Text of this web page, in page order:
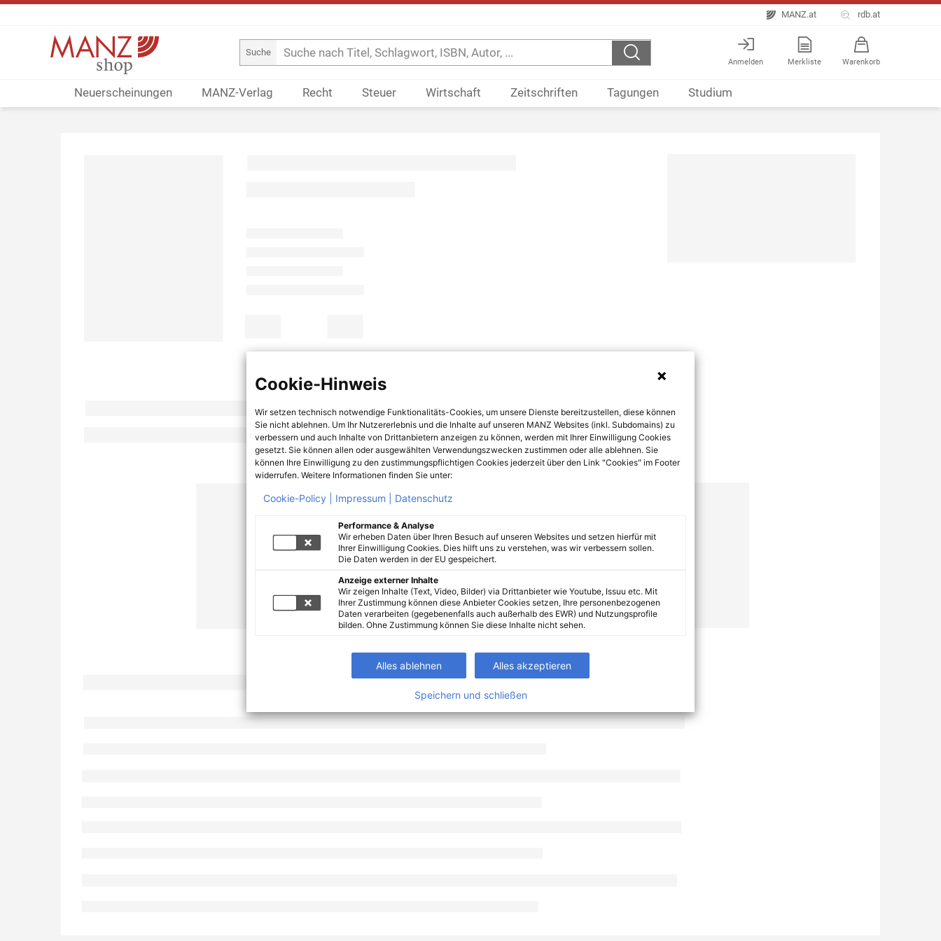
MANZ.at rdb.at
Suche
Anmelden Merkliste Warenkorb
Neuerscheinungen MANZ-Verlag Recht Steuer Wirtschaft Zeitschriften Tagungen Studium
Cookie-Hinweis
Wir setzen technisch notwendige Funktionalitäts-Cookies, um unsere Dienste bereitzustellen, diese können
Sie nicht ablehnen. Um Ihr Nutzererlebnis und die Inhalte auf unseren MANZ Websites (inkl. Subdomains) zu
verbessern und auch Inhalte von Drittanbietern anzeigen zu können, werden mit Ihrer Einwilligung Cookies
gesetzt. Sie können allen oder ausgewählten Verwendungszwecken zustimmen oder alle ablehnen. Sie
können Ihre Einwilligung zu den zustimmungspflichtigen Cookies jederzeit über den Link "Cookies" im Footer
widerrufen. Weitere Informationen finden Sie unter:
Cookie-Policy | Impressum | Datenschutz
Performance & Analyse
Wir erheben Daten über Ihren Besuch auf unseren Websites und setzen hierfür mit
Ihrer Einwilligung Cookies. Dies hilft uns zu verstehen, was wir verbessern sollen.
Die Daten werden in der EU gespeichert.
Anzeige externer Inhalte
Wir zeigen Inhalte (Text, Video, Bilder) via Drittanbieter wie Youtube, Issuu etc. Mit
Ihrer Zustimmung können diese Anbieter Cookies setzen, Ihre personenbezogenen
Daten verarbeiten (gegebenenfalls auch außerhalb des EWR) und Nutzungsprofile
bilden. Ohne Zustimmung können Sie diese Inhalte nicht sehen.
Alles ablehnen Alles akzeptieren
Speichern und schließen